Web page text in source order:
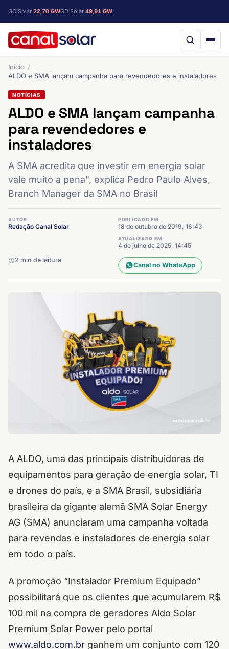
GC Solar 22,70 GWGD Solar 49,91 GW
Início
ALDO e SMA lançam campanha para revendedores e instaladores
NOTÍCIAS
ALDO e SMA lançam campanha
para revendedores e
instaladores
A SMA acredita que investir em energia solar
vale muito a pena", explica Pedro Paulo Alves,
Branch Manager da SMA no Brasil
AUTOR
Redação Canal Solar
PUBLICADO EM
18 de outubro de 2019, 16:43
ATUALIZADO EM
4 de julho de 2025, 14:45
2 min de leitura
Canal no WhatsApp
A ALDO, uma das principais distribuidoras de
equipamentos para geração de energia solar, TI
e drones do país, e a SMA Brasil, subsidiária
brasileira da gigante alemã SMA Solar Energy
AG (SMA) anunciaram uma campanha voltada
para revendas e instaladores de energia solar
em todo o país.
A promoção “Instalador Premium Equipado”
possibilitará que os clientes que acumularem R$
100 mil na compra de geradores Aldo Solar
Premium Solar Power pelo portal
www.aldo.com.br ganhem um conjunto com 120